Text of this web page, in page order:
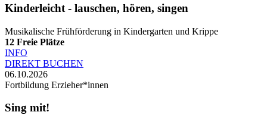
Kinderleicht - lauschen, hören, singen
Musikalische Frühförderung in Kindergarten und Krippe
12 Freie Plätze
INFO
DIREKT BUCHEN
06.10.2026
Fortbildung Erzieher*innen
Sing mit!